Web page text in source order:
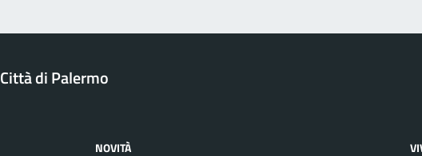
Città di Palermo
NOVITÀ